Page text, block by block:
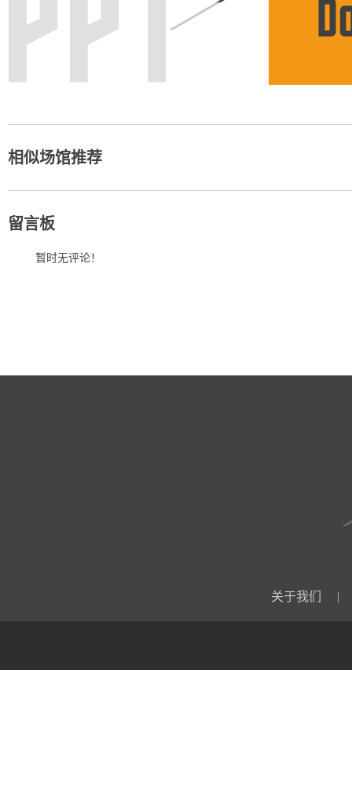
相似场馆推荐
留言板
暂时无评论！
关于我们 |